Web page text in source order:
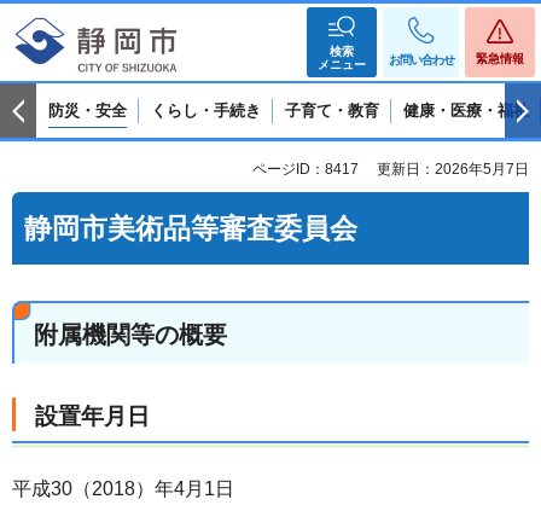
検索
メニュー
お問い合わせ 緊急情報
防災・安全 くらし・手続き 子育て・教育 健康・医療・福祉
ページID：8417 更新日：2026年5月7日
静岡市美術品等審査委員会
附属機関等の概要
設置年月日
平成30（2018）年4月1日